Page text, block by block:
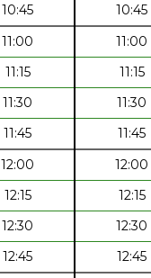
10:45 10:45
11:00 11:00
11:15 11:15
11:30 11:30
11:45 11:45
12:00 12:00
12:15 12:15
12:30 12:30
12:45 12:45